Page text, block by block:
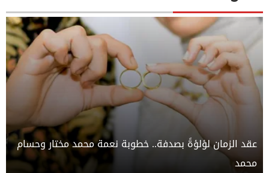
عقد الزمان لؤلؤةً بصدفة.. خطوبة نعمة محمد مختار وحسام
محمد